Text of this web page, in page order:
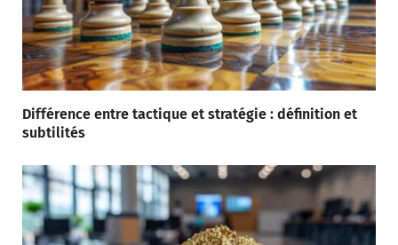
Différence entre tactique et stratégie : définition et
subtilités